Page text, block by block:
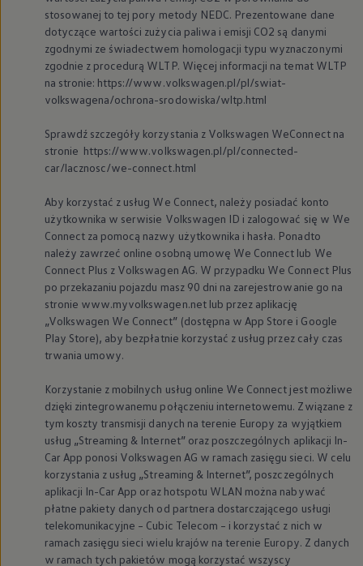
stosowanej to tej pory metody NEDC. Prezentowane dane
dotyczące wartości zużycia paliwa i emisji CO2 są danymi
zgodnymi ze świadectwem homologacji typu wyznaczonymi
zgodnie z procedurą WLTP. Więcej informacji na temat WLTP
na stronie: https://www.volkswagen.pl/pl/swiat-
volkswagena/ochrona-srodowiska/wltp.html
Sprawdź szczegóły korzystania z Volkswagen WeConnect na
stronie https://www.volkswagen.pl/pl/connected-
car/lacznosc/we-connect.html
Aby korzystać z usług We Connect, należy posiadać konto
użytkownika w serwisie Volkswagen ID i zalogować się w We
Connect za pomocą nazwy użytkownika i hasła. Ponadto
należy zawrzeć online osobną umowę We Connect lub We
Connect Plus z Volkswagen AG. W przypadku We Connect Plus
po przekazaniu pojazdu masz 90 dni na zarejestrowanie go na
stronie www.myvolkswagen.net lub przez aplikację
„Volkswagen We Connect” (dostępna w App Store i Google
Play Store), aby bezpłatnie korzystać z usług przez cały czas
trwania umowy.
Korzystanie z mobilnych usług online We Connect jest możliwe
dzięki zintegrowanemu połączeniu internetowemu. Związane z
tym koszty transmisji danych na terenie Europy za wyjątkiem
usług „Streaming & Internet” oraz poszczególnych aplikacji In-
Car App ponosi Volkswagen AG w ramach zasięgu sieci. W celu
korzystania z usług „Streaming & Internet”, poszczególnych
aplikacji In-Car App oraz hotspotu WLAN można nabywać
płatne pakiety danych od partnera dostarczającego usługi
telekomunikacyjne – Cubic Telecom – i korzystać z nich w
ramach zasięgu sieci wielu krajów na terenie Europy. Z danych
w ramach tych pakietów mogą korzystać wszyscy